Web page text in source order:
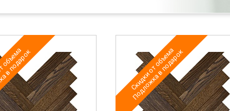
Скидки от объема
Подложка в подарок